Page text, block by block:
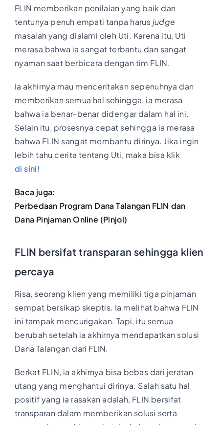
FLIN memberikan penilaian yang baik dan
tentunya penuh empati tanpa harusjudge
masalah yang dialami oleh Uti. Karena itu, Uti
merasa bahwa ia sangat terbantu dan sangat
nyaman saat berbicara dengan tim FLIN.
Ia akhirnya mau menceritakan sepenuhnya dan
memberikan semua hal sehingga, ia merasa
bahwa ia benar-benar didengar dalam hal ini.
Selain itu, prosesnya cepat sehingga ia merasa
bahwa FLIN sangat membantu dirinya. Jika ingin
lebih tahu cerita tentang Uti, maka bisa klik
di sini!
Baca juga:
Perbedaan Program Dana Talangan FLIN dan
Dana Pinjaman Online (Pinjol)
FLIN bersifat transparan sehingga klien
percaya
Risa, seorang klien yang memiliki tiga pinjaman
sempat bersikap skeptis. Ia melihat bahwa FLIN
ini tampak mencurigakan. Tapi, itu semua
berubah setelah ia akhirnya mendapatkan solusi
Dana Talangan dari FLIN.
Berkat FLIN, ia akhirnya bisa bebas dari jeratan
utang yang menghantui dirinya. Salah satu hal
positif yang ia rasakan adalah, FLIN bersifat
transparan dalam memberikan solusi serta